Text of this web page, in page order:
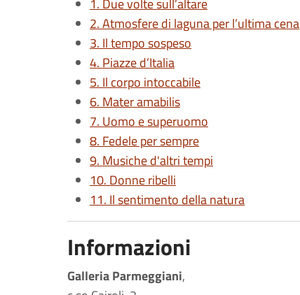
1. Due volte sull’altare
2. Atmosfere di laguna per l’ultima cena
3. Il tempo sospeso
4. Piazze d’Italia
5. Il corpo intoccabile
6. Mater amabilis
7. Uomo e superuomo
8. Fedele per sempre
9. Musiche d'altri tempi
10. Donne ribelli
11. Il sentimento della natura
Informazioni
Galleria Parmeggiani,